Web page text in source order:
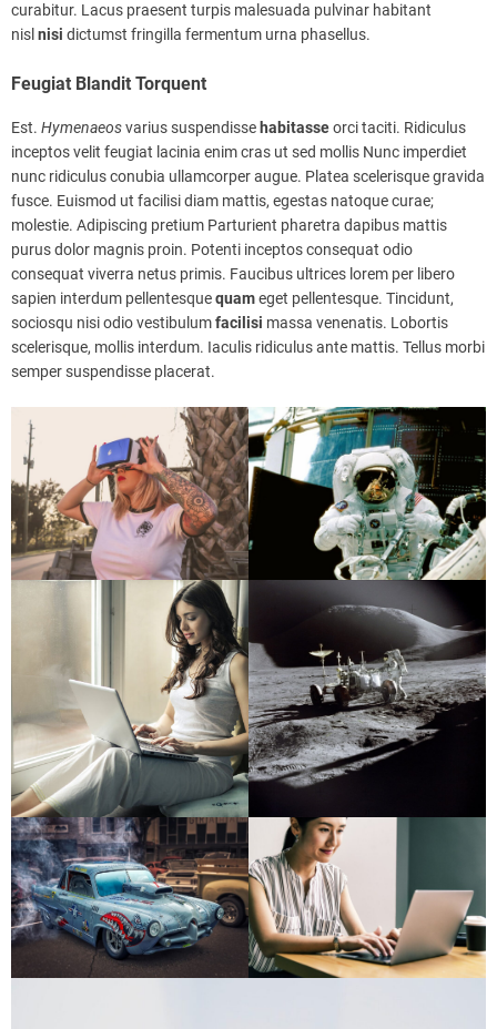
curabitur. Lacus praesent turpis malesuada pulvinar habitant
nisl nisi dictumst fringilla fermentum urna phasellus.
Feugiat Blandit Torquent
Est. Hymenaeosvarius suspendisse habitasseorci taciti. Ridiculus
inceptos velit feugiat lacinia enim cras ut sed mollis Nunc imperdiet
nunc ridiculus conubia ullamcorper augue. Platea scelerisque gravida
fusce. Euismod ut facilisi diam mattis, egestas natoque curae;
molestie. Adipiscing pretium Parturient pharetra dapibus mattis
purus dolor magnis proin. Potenti inceptos consequat odio
consequat viverra netus primis. Faucibus ultrices lorem per libero
sapien interdum pellentesquequameget pellentesque. Tincidunt,
sociosqu nisi odio vestibulumfacilisi massa venenatis. Lobortis
scelerisque, mollis interdum. Iaculis ridiculus ante mattis. Tellus morbi
semper suspendisse placerat.